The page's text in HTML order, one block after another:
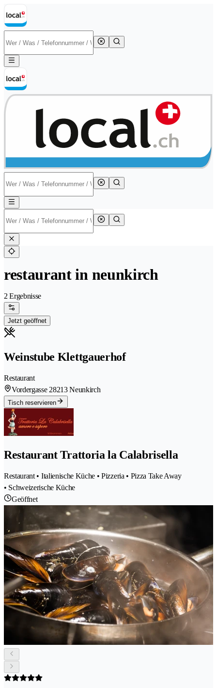
restaurant in neunkirch
2 Ergebnisse
Jetzt geöffnet
Weinstube Klettgauerhof
Restaurant
Vordergasse 28213 Neunkirch
Tisch reservieren
Restaurant Trattoria la Calabrisella
Restaurant • Italienische Küche • Pizzeria • Pizza Take Away
• Schweizerische Küche
Geöffnet